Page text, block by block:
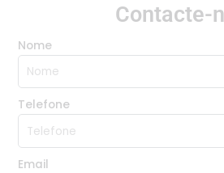
Contacte-
Nome
Telefone
Email